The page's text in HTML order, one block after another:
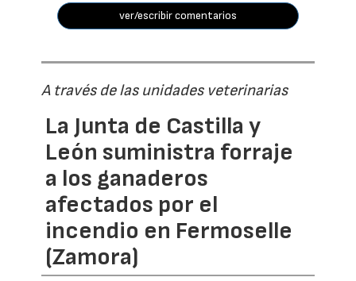
ver/escribir comentarios
A través de las unidades veterinarias
La Junta de Castilla y
León suministra forraje
a los ganaderos
afectados por el
incendio en Fermoselle
(Zamora)